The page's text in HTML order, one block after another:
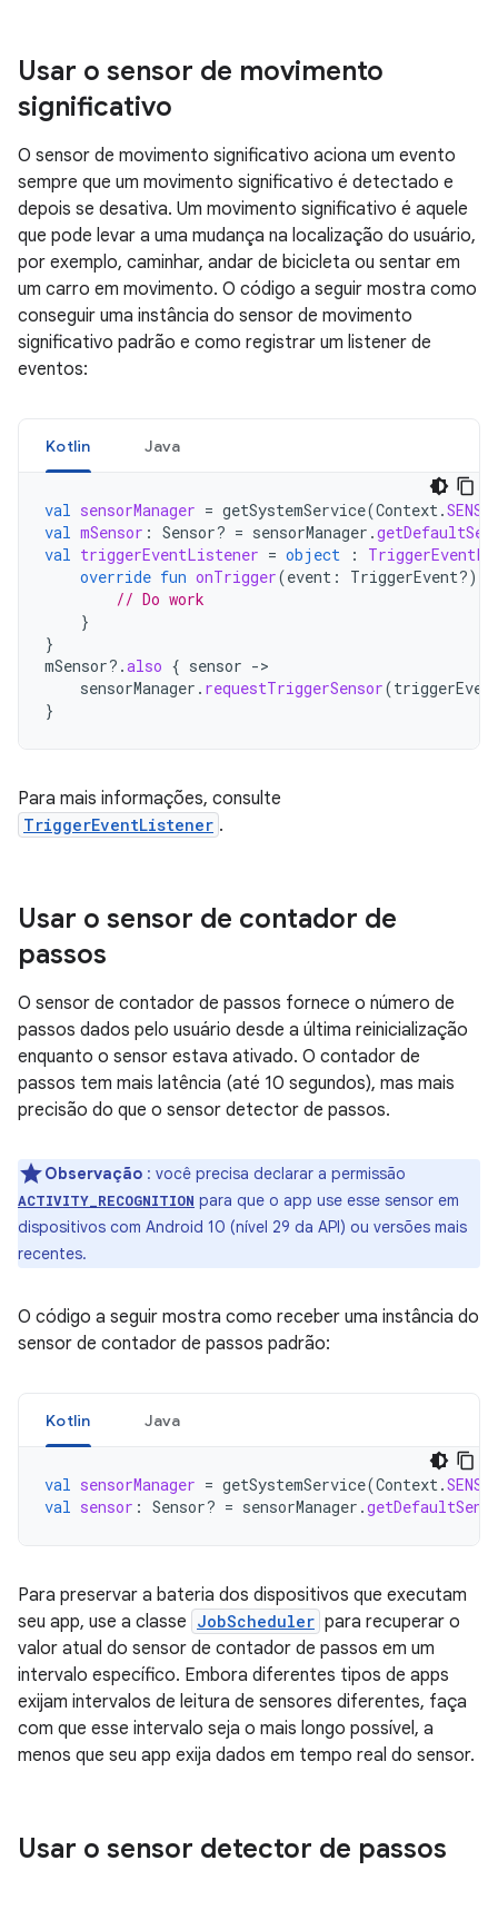
Usar o sensor de movimento
significativo
O sensor de movimento significativo aciona um evento
sempre que um movimento significativo é detectado e
depois se desativa. Um movimento significativo é aquele
que pode levar a uma mudança na localização do usuário,
por exemplo, caminhar, andar de bicicleta ou sentar em
um carro em movimento. O código a seguir mostra como
conseguir uma instância do sensor de movimento
significativo padrão e como registrar um listener de
eventos:
Kotlin Java
val sensorManager = getSystemService(Context .
val mSensor : Sensor? = sensorManager .
val triggerEventListener = object :
override fun onTrigger(event : TriggerEvent?)
// Do work
}
}
mSensor?.also { sensor -
sensorManager . requestTriggerSensor(
}
Para mais informações, consulte
TriggerEventListener .
Usar o sensor de contador de
passos
O sensor de contador de passos fornece o número de
passos dados pelo usuário desde a última reinicialização
enquanto o sensor estava ativado. O contador de
passos tem mais latência (até 10 segundos), mas mais
precisão do que o sensor detector de passos.
Observação : você precisa declarar a permissão
ACTIVITY_RECOGNITION para que o app use esse sensor em
dispositivos com Android 10 (nível 29 da API) ou versões mais
recentes.
O código a seguir mostra como receber uma instância do
sensor de contador de passos padrão:
Kotlin Java
val sensorManager = getSystemService(Context .
val sensor : Sensor? = sensorManager .
Para preservar a bateria dos dispositivos que executam
seu app, use a classe JobScheduler para recuperar o
valor atual do sensor de contador de passos em um
intervalo específico. Embora diferentes tipos de apps
exijam intervalos de leitura de sensores diferentes, faça
com que esse intervalo seja o mais longo possível, a
menos que seu app exija dados em tempo real do sensor.
Usar o sensor detector de passos